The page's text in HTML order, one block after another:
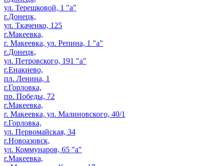
ул. Терешковой, 1 "а"
г.Донецк,
ул. Ткаченко, 125
г.Макеевка,
г. Макеевка, ул. Репина, 1 "а"
г.Донецк,
ул. Петровского, 191 "а"
г.Енакиево,
пл. Ленина, 1
г.Горловка,
пр. Победы, 72
г.Макеевка,
г. Макеевка, ул. Малиновского, 40/1
г.Горловка,
ул. Первомайская, 34
г.Новоазовск,
ул. Коммунаров, 65 "а"
г.Макеевка,